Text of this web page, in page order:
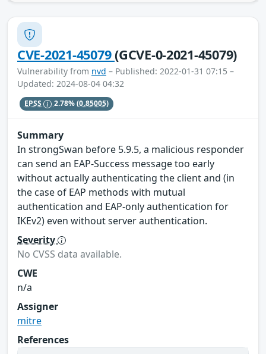
CVE-2021-45079(GCVE-0-2021-45079)
Vulnerability from nvd – Published: 2022-01-31 07:15 –
Updated: 2024-08-04 04:32
EPSS 2.78%(0.85005)
Summary
In strongSwan before 5.9.5, a malicious responder
can send an EAP-Success message too early
without actually authenticating the client and (in
the case of EAP methods with mutual
authentication and EAP-only authentication for
IKEv2) even without server authentication.
Severity
No CVSS data available.
CWE
n/a
Assigner
mitre
References